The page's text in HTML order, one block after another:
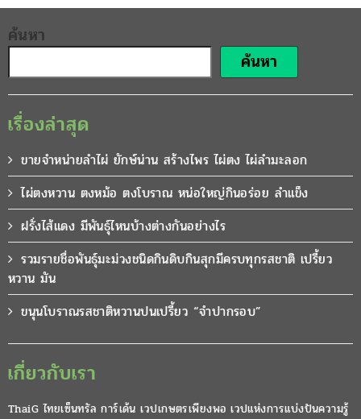
ค้นหา
ค้นหา
เรื่องล่าสุด
ขายจำหน่ายลำไผ่ ยักษ์น่าน สร้างไพร ไผ่ตง ไผ่ลำมะลอก
ไผ่ตงหวาน ตงหม้อ ตงโบราณ หน่อใหญ่กินอร่อย ลำแข็ง
ฝรั่งไส้แดง มีพันธุ์ไหนบ้างต่างกันอย่างไร
รวมรายชื่อพันธุ์มะม่วงชนิดกินดิบกินสุกมีครบทุกรสชาติ เปรี้ยว
หวาน มัน
ขนุนโบราณรสชาติหวานปนเปรี้ยว “จำปากรอบ”
เกี่ยวกับเรา
ThaiG ไทยเซ็นทรัล การ์เด้น เวปเกษตรเพียงพอ เวปแห่งการแบ่งปันความรู้